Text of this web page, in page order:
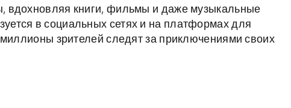
вдохновляя книги, фильмы и даже музыкальные
в социальных сетях и на платформах для
миллионы зрителей следят за приключениями своих